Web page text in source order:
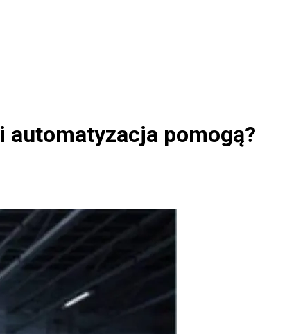
automatyzacja pomogą?